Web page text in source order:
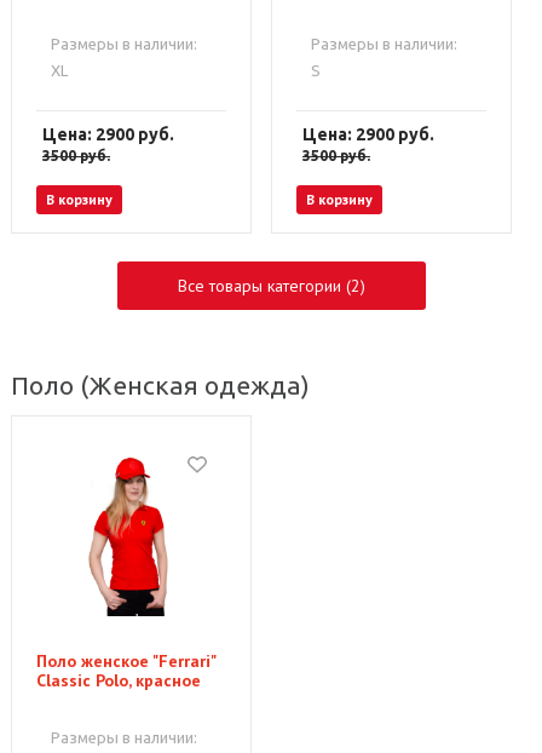
Размеры в наличии:
XL
Цена: 2900 руб.
3500руб.
В корзину
Размеры в наличии:
S
Цена: 2900 руб.
3500руб.
В корзину
Все товары категории (2)
Поло (Женская одежда)
Поло женское "Ferrari"
Classic Polo, красное
Размеры в наличии: